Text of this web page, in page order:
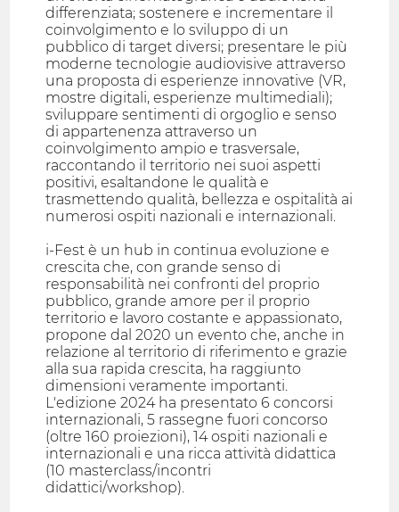
differenziata; sostenere e incrementare il
coinvolgimento e lo sviluppo di un
pubblico di target diversi; presentare le più
moderne tecnologie audiovisive attraverso
una proposta di esperienze innovative (VR,
mostre digitali, esperienze multimediali);
sviluppare sentimenti di orgoglio e senso
di appartenenza attraverso un
coinvolgimento ampio e trasversale,
raccontando il territorio nei suoi aspetti
positivi, esaltandone le qualità e
trasmettendo qualità, bellezza e ospitalità ai
numerosi ospiti nazionali e internazionali.
i-Fest è un hub in continua evoluzione e
crescita che, con grande senso di
responsabilità nei confronti del proprio
pubblico, grande amore per il proprio
territorio e lavoro costante e appassionato,
propone dal 2020 un evento che, anche in
relazione al territorio di riferimento e grazie
alla sua rapida crescita, ha raggiunto
dimensioni veramente importanti.
L'edizione 2024 ha presentato 6 concorsi
internazionali, 5 rassegne fuori concorso
(oltre 160 proiezioni), 14 ospiti nazionali e
internazionali e una ricca attività didattica
(10 masterclass/incontri
didattici/workshop).